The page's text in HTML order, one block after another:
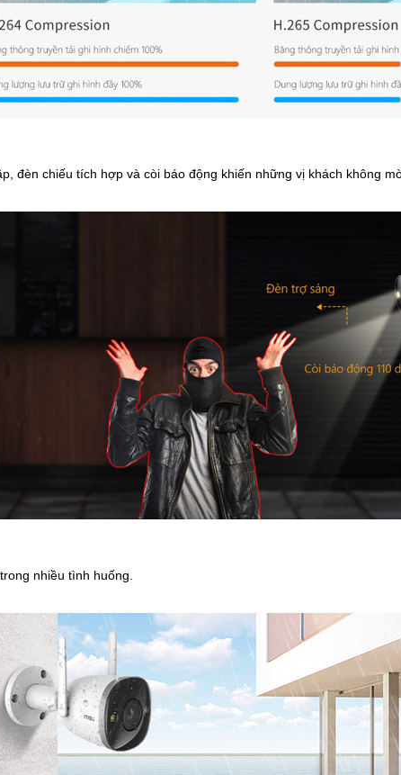
đèn chiếu tích hợp và còi báo động khiến những vị khách không
nhiều tình huống.